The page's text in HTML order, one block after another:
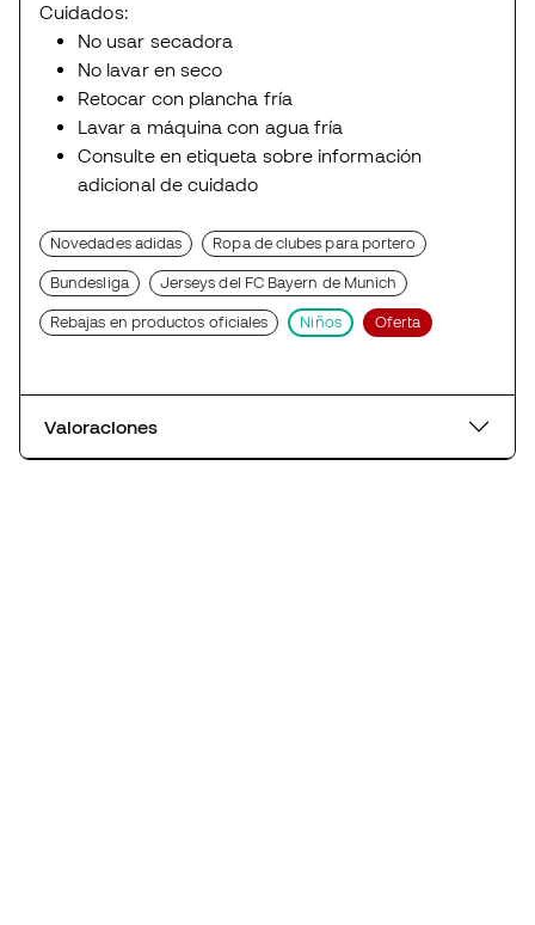
Cuidados:
No usar secadora
No lavar en seco
Retocar con plancha fría
Lavar a máquina con agua fría
Consulte en etiqueta sobre información
adicional de cuidado
Novedades adidas Ropa de clubes para portero
Bundesliga Jerseys del FC Bayern de Munich
Rebajas en productos oficiales Niños Oferta
Valoraciones